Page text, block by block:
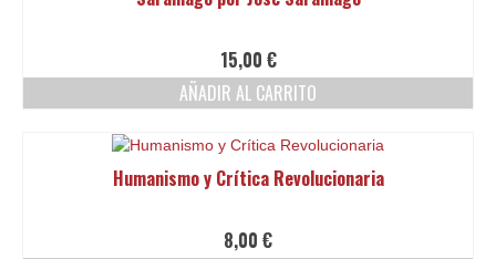
15,00 €
AÑADIR AL CARRITO
Humanismo y Crítica Revolucionaria
8,00 €